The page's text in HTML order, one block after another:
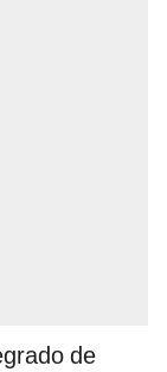
de